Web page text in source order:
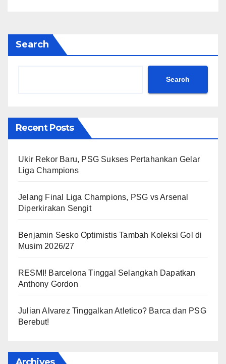
Search
Search
Recent Posts
Ukir Rekor Baru, PSG Sukses Pertahankan Gelar
Liga Champions
Jelang Final Liga Champions, PSG vs Arsenal
Diperkirakan Sengit
Benjamin Sesko Optimistis Tambah Koleksi Gol di
Musim 2026/27
RESMI! Barcelona Tinggal Selangkah Dapatkan
Anthony Gordon
Julian Alvarez Tinggalkan Atletico? Barca dan PSG
Berebut!